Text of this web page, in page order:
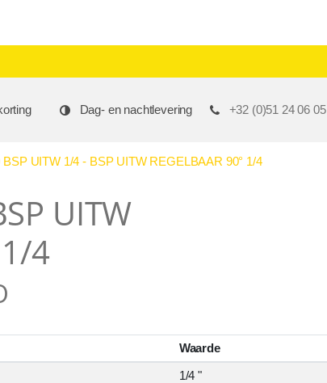
Dag- en nachtlevering +32 (0)51 24 06 05
UITW 1/4 - BSP UITW REGELBAAR 90° 1/4
UITW
4
Waarde
1/4 "